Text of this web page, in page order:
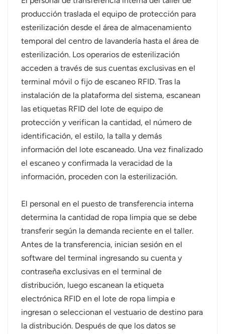
producción traslada el equipo de protección para
esterilización desde el área de almacenamiento
temporal del centro de lavandería hasta el área de
esterilización. Los operarios de esterilización
acceden a través de sus cuentas exclusivas en el
terminal móvil o fijo de escaneo RFID. Tras la
instalación de la plataforma del sistema, escanean
las etiquetas RFID del lote de equipo de
protección y verifican la cantidad, el número de
identificación, el estilo, la talla y demás
información del lote escaneado. Una vez finalizado
el escaneo y confirmada la veracidad de la
información, proceden con la esterilización.
El personal en el puesto de transferencia interna
determina la cantidad de ropa limpia que se debe
transferir según la demanda reciente en el taller.
Antes de la transferencia, inician sesión en el
software del terminal ingresando su cuenta y
contraseña exclusivas en el terminal de
distribución, luego escanean la etiqueta
electrónica RFID en el lote de ropa limpia e
ingresan o seleccionan el vestuario de destino para
la distribución. Después de que los datos se